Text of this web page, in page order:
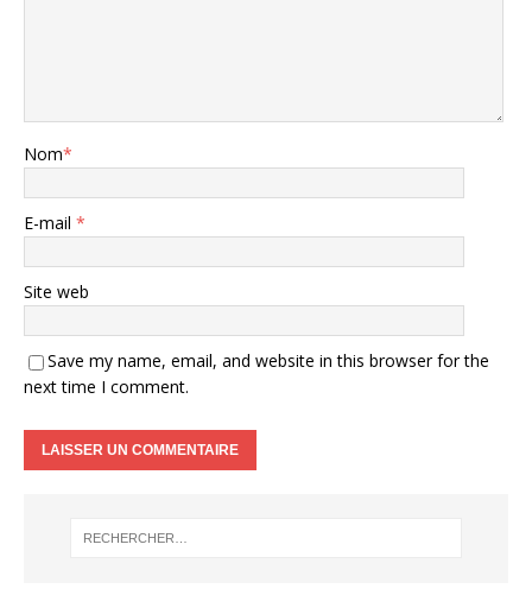
Nom*
E-mail *
Site web
Save my name, email, and website in this browser for the
next time I comment.